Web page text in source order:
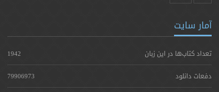
آمار سایت
تعداد کتاب‌ها در این زبان
1942
دفعات دانلود
79906973